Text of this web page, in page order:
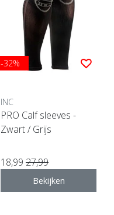
-32%
INC
PRO Calf sleeves -
Zwart / Grijs
18,99 27,99
Bekijken